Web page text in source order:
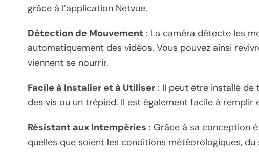
grâce à l’application Netvue.
Détection de Mouvement : La caméra détecte les
automatiquement des vidéos. Vous pouvez ainsi
viennent se nourrir.
Facile à Installer et à Utiliser : Il peut être installé de
des vis ou un trépied. Il est également facile à remplir
Résistant aux Intempéries : Grâce à sa conception
quelles que soient les conditions météorologiques, du